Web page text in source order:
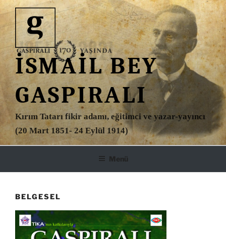
İçeriğe
İSMAIL BEY
GASPIRALI
Kırım Tatarı fikir adamı, eğitimci ve yazar-yayıncı
(20 Mart 1851- 24 Eylül 1914)
Menü
BELGESEL